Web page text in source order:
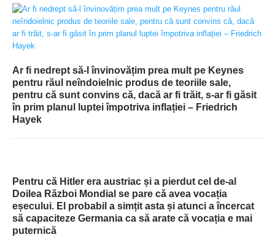
Ar fi nedrept să-l învinovățim prea mult pe Keynes
pentru răul neîndoielnic produs de teoriile sale,
pentru că sunt convins că, dacă ar fi trăit, s-ar fi găsit
în prim planul luptei împotriva inflației – Friedrich
Hayek
Pentru că Hitler era austriac și a pierdut cel de-al
Doilea Război Mondial se pare că avea vocația
eșecului. El probabil a simțit asta și atunci a încercat
să capaciteze Germania ca să arate că vocația e mai
puternică